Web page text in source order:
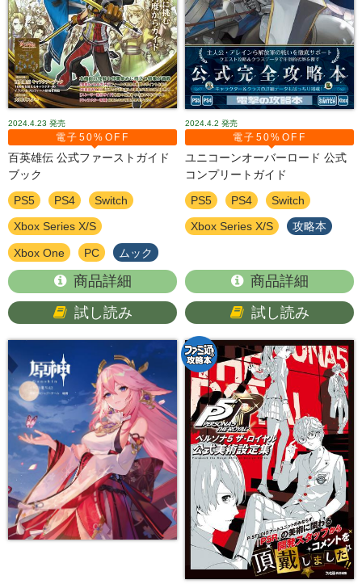
2024.4.23 発売
電子50%OFF
百英雄伝 公式ファーストガイド
ブック
PS5 PS4 Switch
Xbox Series X/S
Xbox One PC ムック
商品詳細
試し読み
2024.4.2 発売
電子50%OFF
ユニコーンオーバーロード 公式
コンプリートガイド
PS5 PS4 Switch
Xbox Series X/S 攻略本
商品詳細
試し読み